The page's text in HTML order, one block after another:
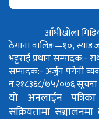
आँधीखोला
ठेगाना वालिङ—१०,
भट्टराईप्रधान सम्पादक:-
सम्पादक:- अर्जुन पंगेनी
नं.२१८३६८/७५/०७६सूचना
यो अनलाईन
सक्रियतामा